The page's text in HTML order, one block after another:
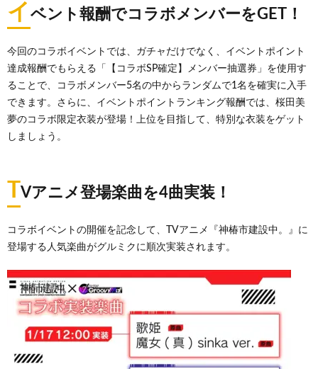
イ ベント報酬でコラボメンバーをGET！
今回のコラボイベントでは、ガチャだけでなく、イベントポイント
達成報酬でもらえる「【コラボSP確定】メンバー抽選券」を使用す
ることで、コラボメンバー5名の中からランダムで1名を確実に入手
できます。さらに、イベントポイントランキング報酬では、桜田美
夢のコラボ限定衣装が登場！上位を目指して、特別な衣装をゲット
しましょう。
TVアニメ登場楽曲を4曲実装！
コラボイベントの開催を記念して、TVアニメ『神椿市建設中。』に
登場する人気楽曲がグルミクに順次実装されます。